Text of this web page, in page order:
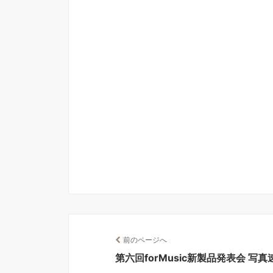
前のページへ
第六回forMusic新製品発表会 写真